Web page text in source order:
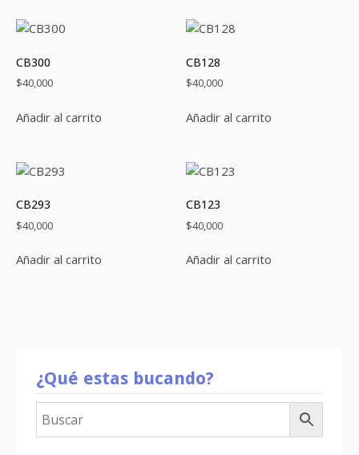
CB300
$40,000
Añadir al carrito
CB128
$40,000
Añadir al carrito
CB293
$40,000
Añadir al carrito
CB123
$40,000
Añadir al carrito
¿Qué estas bucando?